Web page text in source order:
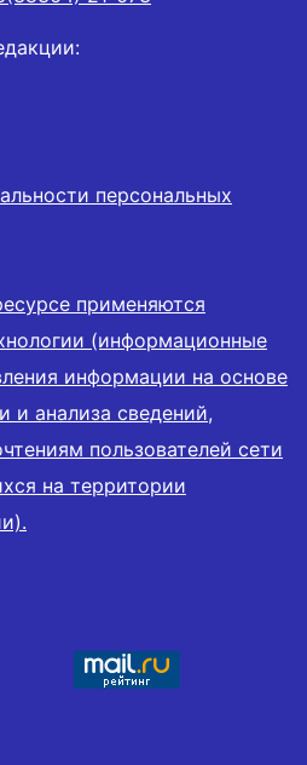
персональных
применяются
(информационные
информации на основе
и анализа сведений,
пользователей сети
на территории